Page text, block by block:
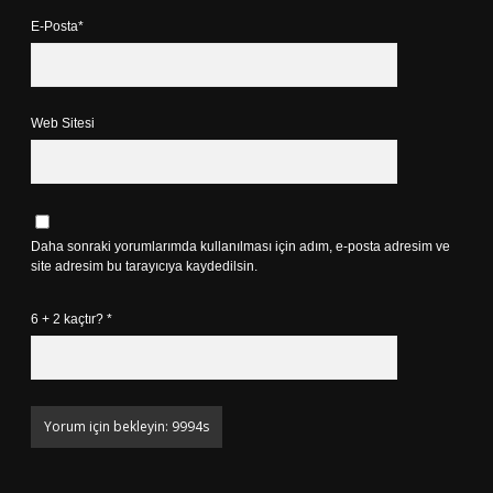
E-Posta*
Web Sitesi
Daha sonraki yorumlarımda kullanılması için adım, e-posta adresim ve
site adresim bu tarayıcıya kaydedilsin.
6 + 2 kaçtır? *